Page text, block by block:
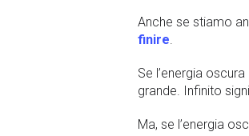
Anche se stiamo
finire.
Se l’energia
grande. Infinito
Ma, se l’energia